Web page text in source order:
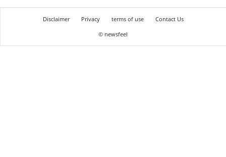
Disclaimer Privacy terms of use
Contact Us
© newsfeel